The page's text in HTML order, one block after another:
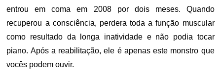
entrou em coma em 2008 por dois meses. Quando
recuperou a consciência, perdera toda a função muscular
como resultado da longa inatividade e não podia tocar
piano. Após a reabilitação, ele é apenas este monstro que
vocês podem ouvir.